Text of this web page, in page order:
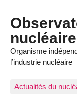
nucléaire
Organisme
l’industrie nucléaire
Actualités du